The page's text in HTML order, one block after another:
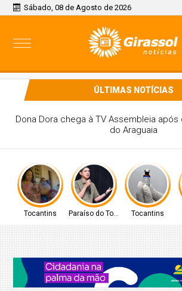
Sábado, 08 de Agosto de 2026
ÚLTIMAS NOTÍCIAS
PREFEITO DE PARAÍSO CELSO MORAIS,
MAIS UM EVENTO A NÍVEL NACIONAL EM
Tocantins Paraíso do TocantinsTocantins